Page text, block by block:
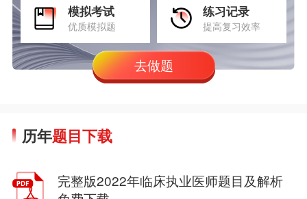
模拟考试
优质模拟题
练习记录
提高复习效率
去做题
历年题目下载
完整版2022年临床执业医师题目及解析